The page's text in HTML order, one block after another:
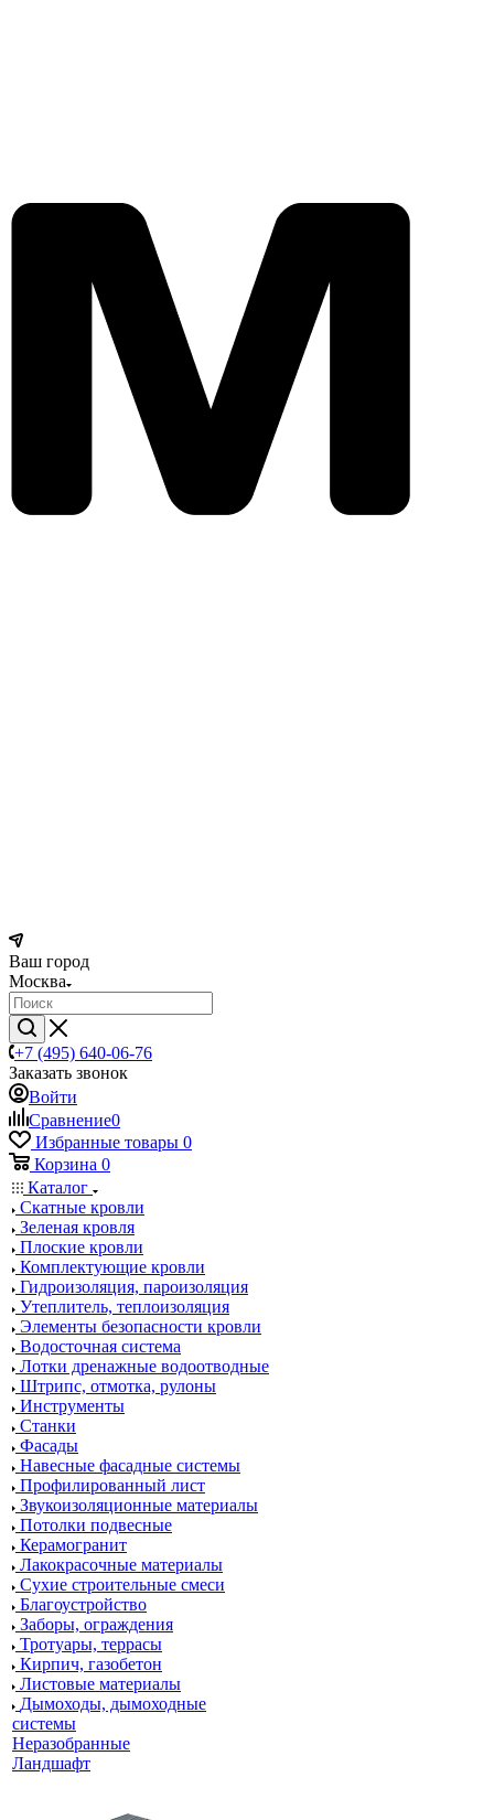
Ваш город
Москва
+7 (495) 640-06-76
Заказать звонок
Войти
Сравнение0
Избранные товары 0
Корзина 0
Каталог
Скатные кровли
Зеленая кровля
Плоские кровли
Комплектующие кровли
Гидроизоляция, пароизоляция
Утеплитель, теплоизоляция
Элементы безопасности кровли
Водосточная система
Лотки дренажные водоотводные
Штрипс, отмотка, рулоны
Инструменты
Станки
Фасады
Навесные фасадные системы
Профилированный лист
Звукоизоляционные материалы
Потолки подвесные
Керамогранит
Лакокрасочные материалы
Сухие строительные смеси
Благоустройство
Заборы, ограждения
Тротуары, террасы
Кирпич, газобетон
Листовые материалы
Дымоходы, дымоходные
системы
Неразобранные
Ландшафт